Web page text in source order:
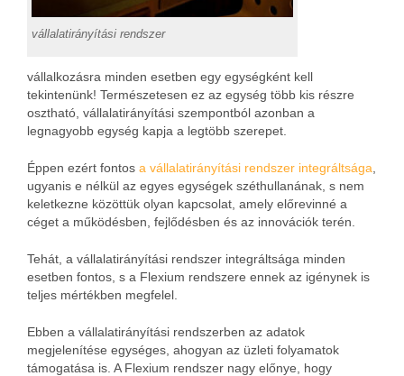
vállalatirányítási rendszer
vállalkozásra minden esetben egy egységként kell
tekintenünk! Természetesen ez az egység több kis részre
osztható, vállalatirányítási szempontból azonban a
legnagyobb egység kapja a legtöbb szerepet.
Éppen ezért fontos a vállalatirányítási rendszer integráltsága
ugyanis e nélkül az egyes egységek széthullanának, s nem
keletkezne közöttük olyan kapcsolat, amely előrevinné a
céget a működésben, fejlődésben és az innovációk terén.
Tehát, a vállalatirányítási rendszer integráltsága minden
esetben fontos, s a Flexium rendszere ennek az igénynek is
teljes mértékben megfelel.
Ebben a vállalatirányítási rendszerben az adatok
megjelenítése egységes, ahogyan az üzleti folyamatok
támogatása is. A Flexium rendszer nagy előnye, hogy